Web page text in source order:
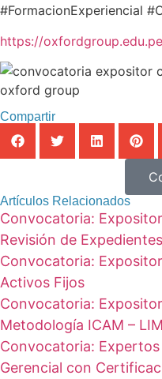
#FormacionExperiencial
https://
Compartir
Artículos Relacionados
Convocatoria:
Revisión de
Convocatoria:
Activos Fijos
Convocatoria:
Metodología ICAM –
Convocatoria:
Gerencial con